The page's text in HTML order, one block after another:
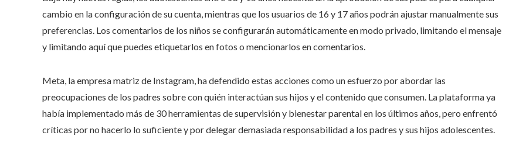
cambio en la configuración de su cuenta, mientras que los usuarios de 16 y 17 años podrán ajustar manualmente sus
preferencias. Los comentarios de los niños se configurarán automáticamente en modo privado, limitando el mensaje
y limitando aquí que puedes etiquetarlos en fotos o mencionarlos en comentarios.
Meta, la empresa matriz de Instagram, ha defendido estas acciones como un esfuerzo por abordar las
preocupaciones de los padres sobre con quién interactúan sus hijos y el contenido que consumen. La plataforma ya
había implementado más de 30 herramientas de supervisión y bienestar parental en los últimos años, pero enfrentó
críticas por no hacerlo lo suficiente y por delegar demasiada responsabilidad a los padres y sus hijos adolescentes.